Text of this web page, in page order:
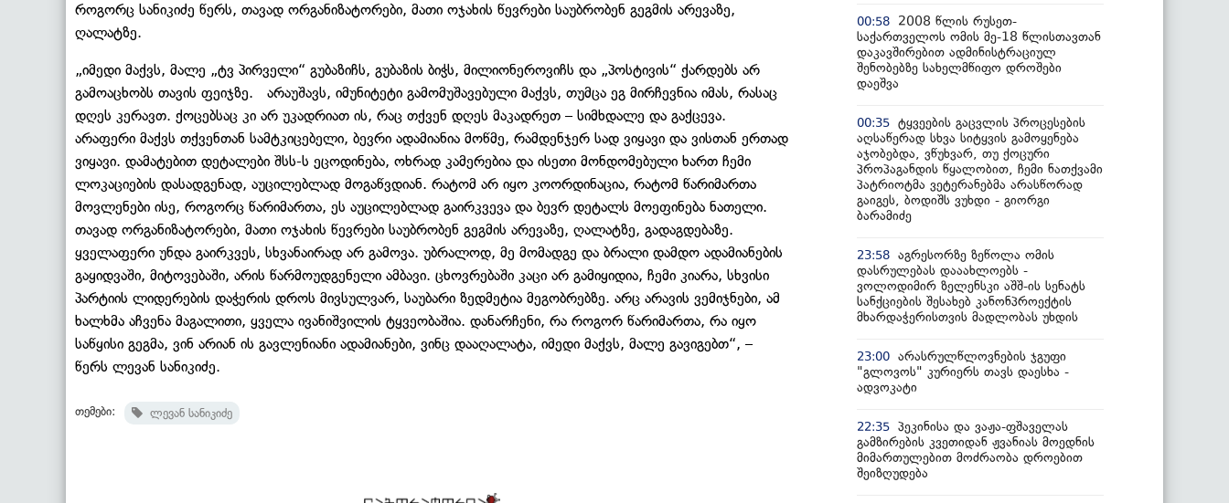
როგორც სანიკიძე წერს, თავად ორგანიზატორები, მათი ოჯახის წევრები საუბრობენ გეგმის არევაზე,
ღალატზე.
„იმედი მაქვს, მალე „ტვ პირველი“ გუბაზიჩს, გუბაზის ბიჭს, მილიონეროვიჩს და „პოსტივის“ ქარდებს არ
გამოაცხობს თავის ფეიჯზე. არაუშავს, იმუნიტეტი გამომუშავებული მაქვს, თუმცა ეგ მირჩევნია იმას, რასაც
დღეს კერავთ. ქოცებსაც კი არ უკადრიათ ის, რაც თქვენ დღეს მაკადრეთ – სიმხდალე და გაქცევა.
არაფერი მაქვს თქვენთან სამტკიცებელი, ბევრი ადამიანია მოწმე, რამდენჯერ სად ვიყავი და ვისთან ერთად
ვიყავი. დამატებით დეტალები შსს-ს ეცოდინება, ოხრად კამერებია და ისეთი მონდომებული ხართ ჩემი
ლოკაციების დასადგენად, აუცილებლად მოგაწვდიან. რატომ არ იყო კოორდინაცია, რატომ წარიმართა
მოვლენები ისე, როგორც წარიმართა, ეს აუცილებლად გაირკვევა და ბევრ დეტალს მოეფინება ნათელი.
თავად ორგანიზატორები, მათი ოჯახის წევრები საუბრობენ გეგმის არევაზე, ღალატზე, გადაგდებაზე.
ყველაფერი უნდა გაირკვეს, სხვანაირად არ გამოვა. უბრალოდ, მე მომადგე და ბრალი დამდო ადამიანების
გაყიდვაში, მიტოვებაში, არის წარმოუდგენელი ამბავი. ცხოვრებაში კაცი არ გამიყიდია, ჩემი კიარა, სხვისი
პარტიის ლიდერების დაჭერის დროს მივსულვარ, საუბარი ზედმეტია მეგობრებზე. არც არავის ვემიჯნები, ამ
ხალხმა აჩვენა მაგალითი, ყველა ივანიშვილის ტყვეობაშია. დანარჩენი, რა როგორ წარიმართა, რა იყო
საწყისი გეგმა, ვინ არიან ის გავლენიანი ადამიანები, ვინც დააღალატა, იმედი მაქვს, მალე გავიგებთ“, –
წერს ლევან სანიკიძე.
თემები: ლევან სანიკიძე
00:58
2008 წლის რუსეთ-
საქართველოს ომის მე-18 წლისთავთან
დაკავშირებით ადმინისტრაციულ
შენობებზე სახელმწიფო დროშები
დაეშვა
00:35 ტყვეების გაცვლის პროცესების
აღსაწერად სხვა სიტყვის გამოყენება
აჯობებდა, ვწუხვარ, თუ ქოცური
პროპაგანდის წყალობით, ჩემი ნათქვამი
პატრიოტმა ვეტერანებმა არასწორად
გაიგეს, ბოდიშს ვუხდი - გიორგი
ბარამიძე
23:58 აგრესორზე ზეწოლა ომის
დასრულებას დააახლოებს -
ვოლოდიმირ ზელენსკი აშშ-ის სენატს
სანქციების შესახებ კანონპროექტის
მხარდაჭერისთვის მადლობას უხდის
23:00 არასრულწლოვნების ჯგუფი
"გლოვოს" კურიერს თავს დაესხა -
ადვოკატი
22:35 პეკინისა და ვაჟა-ფშაველას
გამზირების კვეთიდან ჟვანიას მოედნის
მიმართულებით მოძრაობა დროებით
შეიზღუდება